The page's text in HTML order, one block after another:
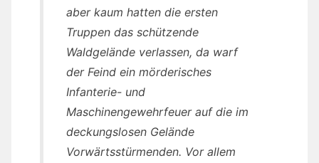
aber kaum hatten die ersten
Truppen das schützende
Waldgelände verlassen, da warf
der Feind ein mörderisches
Infanterie- und
Maschinengewehrfeuer auf die im
deckungslosen Gelände
Vorwärtsstürmenden. Vor allem